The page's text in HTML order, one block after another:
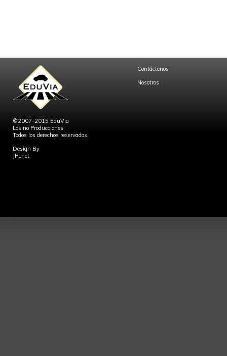
©2007-2015 EduVia
Losino Producciones
Todos los derechos reservados.
Design By
JPLnet
Contáctenos
Nosotros